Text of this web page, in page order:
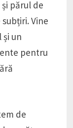
părul de
Vine
și un
pentru
de